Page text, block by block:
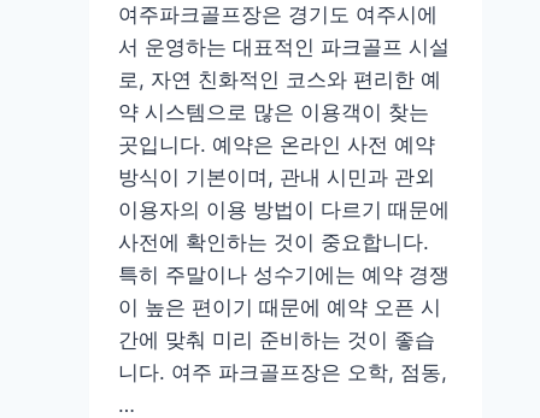
로
드
사
용
법
한
글
윈
도
우
11
설
여주파크골프장은 경기도 여주시에
서 운영하는 대표적인 파크골프 시설
로, 자연 친화적인 코스와 편리한 예
약 시스템으로 많은 이용객이 찾는
곳입니다. 예약은 온라인 사전 예약
방식이 기본이며, 관내 시민과 관외
이용자의 이용 방법이 다르기 때문에
사전에 확인하는 것이 중요합니다.
특히 주말이나 성수기에는 예약 경쟁
이 높은 편이기 때문에 예약 오픈 시
간에 맞춰 미리 준비하는 것이 좋습
니다. 여주 파크골프장은 오학, 점동,
…